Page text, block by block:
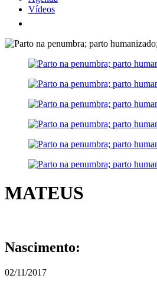
Vídeos
MATEUS
Nascimento:
02/11/2017